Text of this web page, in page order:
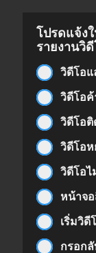
โปรดแจ้ง
รายงานวิ
วิดีโอแ
วิดีโอค้
วิดีโอติ
วิดีโอห
วิดีโอไ
หน้าจอ
เริ่มวิดี
กรอกลั